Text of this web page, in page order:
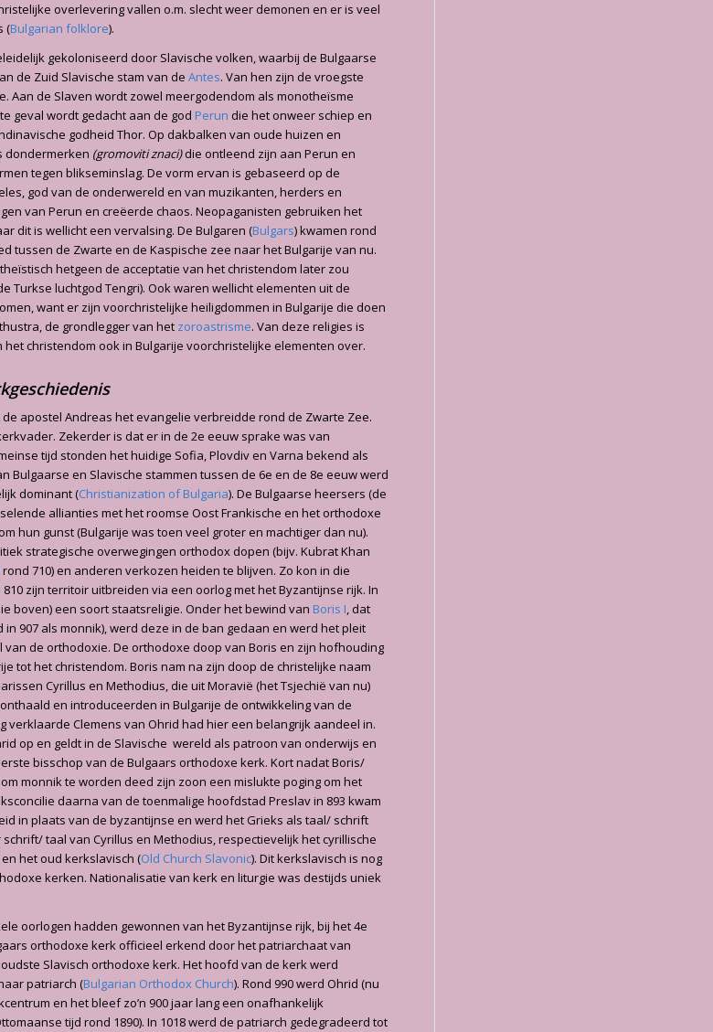
overlevering vallen o.m. slecht weer demonen en er is veel
(Bulgarian folklore).
gekoloniseerd door Slavische volken, waarbij de Bulgaarse
de Zuid Slavische stam van de Antes. Van hen zijn de vroegste
Aan de Slaven wordt zowel meergodendom als monotheïsme
geval wordt gedacht aan de god Perun die het onweer schiep en
godheid Thor. Op dakbalken van oude huizen en
dondermerken (gromoviti znaci)die ontleend zijn aan Perun en
tegen blikseminslag. De vorm ervan is gebaseerd op de
god van de onderwereld en van muzikanten, herders en
van Perun en creëerde chaos. Neopaganisten gebruiken het
dit is wellicht een vervalsing. De Bulgaren (Bulgars) kwamen rond
tussen de Zwarte en de Kaspische zee naar het Bulgarije van nu.
hetgeen de acceptatie van het christendom later zou
Turkse luchtgod Tengri). Ook waren wellicht elementen uit de
want er zijn voorchristelijke heiligdommen in Bulgarije die doen
de grondlegger van het zoroastrisme. Van deze religies is
christendom ook in Bulgarije voorchristelijke elementen over.
apostel Andreas het evangelie verbreidde rond de Zwarte Zee.
Zekerder is dat er in de 2e eeuw sprake was van
tijd stonden het huidige Sofia, Plovdiv en Varna bekend als
Bulgaarse en Slavische stammen tussen de 6e en de 8e eeuw werd
dominant (Christianization of Bulgaria). De Bulgaarse heersers (de
allianties met het roomse Oost Frankische en het orthodoxe
hun gunst (Bulgarije was toen veel groter en machtiger dan nu).
strategische overwegingen orthodox dopen (bijv. Kubrat Khan
rond 710) en anderen verkozen heiden te blijven. Zo kon in die
zijn territoir uitbreiden via een oorlog met het Byzantijnse rijk. In
boven) een soort staatsreligie. Onder het bewind van Boris I, dat
907 als monnik), werd deze in de ban gedaan en werd het pleit
de orthodoxie. De orthodoxe doop van Boris en zijn hofhouding
tot het christendom. Boris nam na zijn doop de christelijke naam
Cyrillus en Methodius, die uit Moravië (het Tsjechië van nu)
en introduceerden in Bulgarije de ontwikkeling van de
verklaarde Clemens van Ohrid had hier een belangrijk aandeel in.
op en geldt in de Slavische wereld als patroon van onderwijs en
bisschop van de Bulgaars orthodoxe kerk. Kort nadat Boris/
monnik te worden deed zijn zoon een mislukte poging om het
daarna van de toenmalige hoofdstad Preslav in 893 kwam
in plaats van de byzantijnse en werd het Grieks als taal/ schrift
taal van Cyrillus en Methodius, respectievelijk het cyrillische
het oud kerkslavisch (Old Church Slavonic). Dit kerkslavisch is nog
kerken. Nationalisatie van kerk en liturgie was destijds uniek
oorlogen hadden gewonnen van het Byzantijnse rijk, bij het 4e
orthodoxe kerk officieel erkend door het patriarchaat van
Slavisch orthodoxe kerk. Het hoofd van de kerk werd
patriarch (Bulgarian Orthodox Church). Rond 990 werd Ohrid (nu
en het bleef zo’n 900 jaar lang een onafhankelijk
tijd rond 1890). In 1018 werd de patriarch gedegradeerd tot